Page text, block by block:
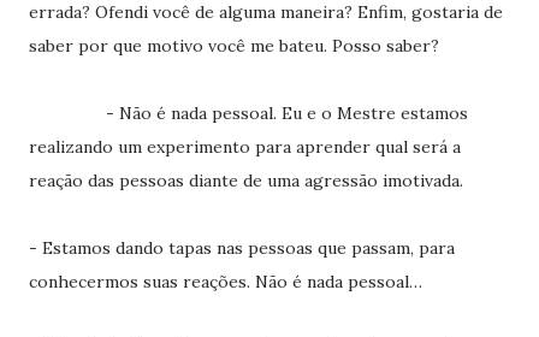
errada? Ofendi você de alguma maneira? Enfim, gostaria de
saber por que motivo você me bateu. Posso saber?
- Não é nada pessoal. Eu e o Mestre estamos
realizando um experimento para aprender qual será a
reação das pessoas diante de uma agressão imotivada.
- Estamos dando tapas nas pessoas que passam, para
conhecermos suas reações. Não é nada pessoal…